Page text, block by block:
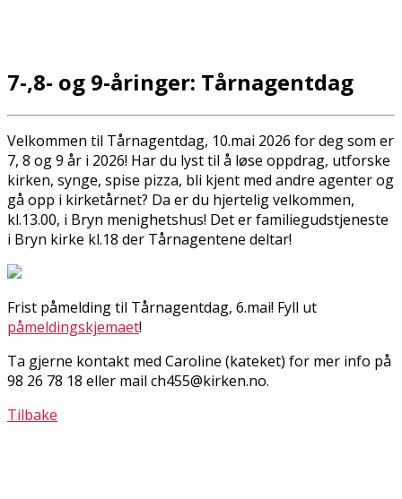
7-,8- og 9-åringer: Tårnagentdag
Velkommen til Tårnagentdag, 10.mai 2026 for deg som er
7, 8 og 9 år i 2026! Har du lyst til å løse oppdrag, utforske
kirken, synge, spise pizza, bli kjent med andre agenter og
gå opp i kirketårnet? Da er du hjertelig velkommen,
kl.13.00, i Bryn menighetshus! Det er familiegudstjeneste
i Bryn kirke kl.18 der Tårnagentene deltar!
Frist påmelding til Tårnagentdag, 6.mai! Fyll ut
påmeldingskjemaet!
Ta gjerne kontakt med Caroline (kateket) for mer info på
98 26 78 18 eller mail ch455@kirken.no.
Tilbake